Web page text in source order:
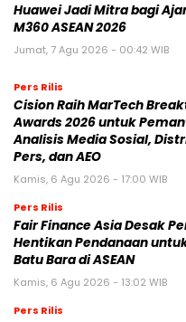
Huawei Jadi Mitra bagi
M360 ASEAN 2026
Jumat, 7 Agu 2026 - 00:42 WIB
Pers Rilis
Cision Raih MarTech
Awards 2026 untuk
Analisis Media Sosial,
Pers, dan AEO
Kamis, 6 Agu 2026 - 17:00 WIB
Pers Rilis
Fair Finance Asia Desak
Hentikan Pendanaan
Batu Bara di ASEAN
Kamis, 6 Agu 2026 - 13:02 WIB
Pers Rilis